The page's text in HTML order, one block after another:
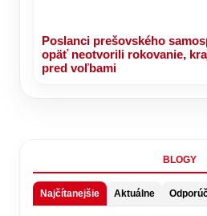
Poslanci prešovského
opäť neotvorili rokovanie,
pred voľbami
BLOGY
Najčítanejšie Aktuálne